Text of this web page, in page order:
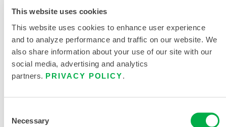
This website uses cookies
This website uses cookies to enhance user experience
and to analyze performance and traffic on our website. We
also share information about your use of our site with our
social media, advertising and analytics
partners. PRIVACY POLICY
Selection
Necessary
OVEROL CHEMMAX® - CAPUCHA CON AJUSTE
PARA RESPIRADOR, MUÑECA/TOBILLO